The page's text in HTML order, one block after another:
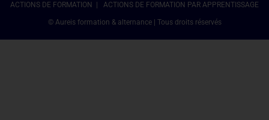
ACTIONS DE FORMATION | ACTIONS DE FORMATION PAR APPRENTISSAGE
© Aureis formation & alternance | Tous droits réservés